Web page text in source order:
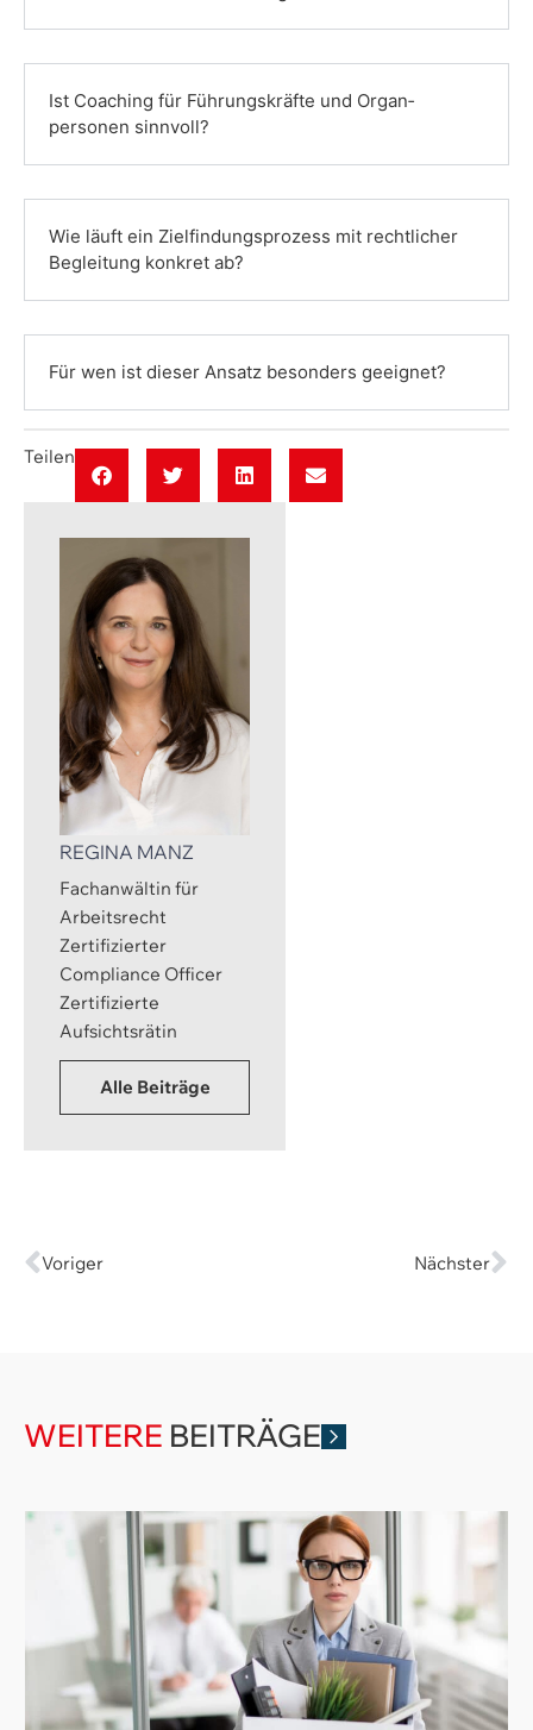
Ist Coaching für Führungs­kräfte und Organ­
personen sinnvoll?
Wie läuft ein Ziel­findungs­prozess mit rechtlicher
Begleitung konkret ab?
Für wen ist dieser Ansatz besonders geeignet?
Teilen
REGINA MANZ
Fachanwältin für
Arbeitsrecht
Zertifizierter
Compliance Officer
Zertifizierte
Aufsichtsrätin
Alle Beiträge
Voriger Nächster
WEITERE BEITRÄGE